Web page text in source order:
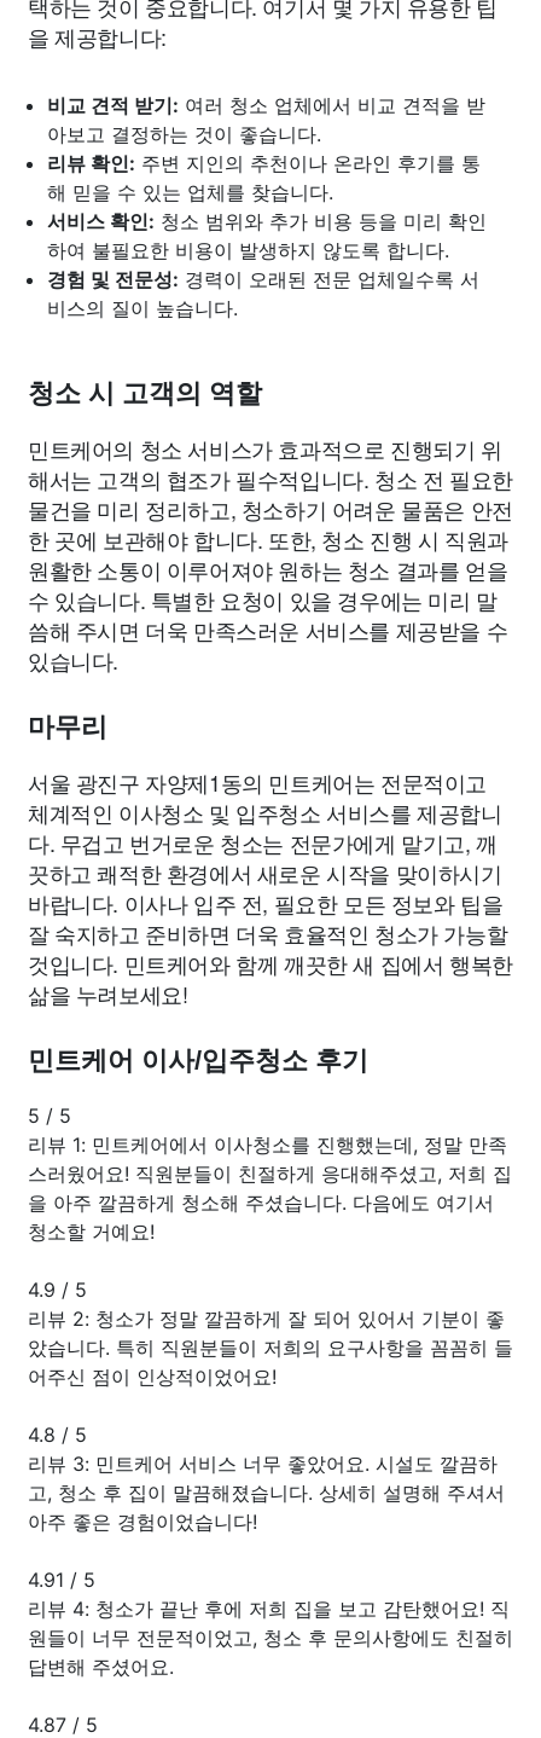
을 제공합니다:
비교 견적 받기: 여러 청소 업체에서 비교 견적을 받
아보고 결정하는 것이 좋습니다.
리뷰 확인: 주변 지인의 추천이나 온라인 후기를 통
해 믿을 수 있는 업체를 찾습니다.
서비스 확인: 청소 범위와 추가 비용 등을 미리 확인
하여 불필요한 비용이 발생하지 않도록 합니다.
경험 및 전문성: 경력이 오래된 전문 업체일수록 서
비스의 질이 높습니다.
청소 시 고객의 역할
민트케어의 청소 서비스가 효과적으로 진행되기 위
해서는 고객의 협조가 필수적입니다. 청소 전 필요한
물건을 미리 정리하고, 청소하기 어려운 물품은 안전
한 곳에 보관해야 합니다. 또한, 청소 진행 시 직원과
원활한 소통이 이루어져야 원하는 청소 결과를 얻을
수 있습니다. 특별한 요청이 있을 경우에는 미리 말
씀해 주시면 더욱 만족스러운 서비스를 제공받을 수
있습니다.
마무리
서울 광진구 자양제1동의 민트케어는 전문적이고
체계적인 이사청소 및 입주청소 서비스를 제공합니
다. 무겁고 번거로운 청소는 전문가에게 맡기고, 깨
끗하고 쾌적한 환경에서 새로운 시작을 맞이하시기
바랍니다. 이사나 입주 전, 필요한 모든 정보와 팁을
잘 숙지하고 준비하면 더욱 효율적인 청소가 가능할
것입니다. 민트케어와 함께 깨끗한 새 집에서 행복한
삶을 누려보세요!
민트케어 이사/입주청소 후기
5 / 5
리뷰 1: 민트케어에서 이사청소를 진행했는데, 정말 만족
스러웠어요! 직원분들이 친절하게 응대해주셨고, 저희 집
을 아주 깔끔하게 청소해 주셨습니다. 다음에도 여기서
청소할 거예요!
4.9 / 5
리뷰 2: 청소가 정말 깔끔하게 잘 되어 있어서 기분이 좋
았습니다. 특히 직원분들이 저희의 요구사항을 꼼꼼히 들
어주신 점이 인상적이었어요!
4.8 / 5
리뷰 3: 민트케어 서비스 너무 좋았어요. 시설도 깔끔하
고, 청소 후 집이 말끔해졌습니다. 상세히 설명해 주셔서
아주 좋은 경험이었습니다!
4.91 / 5
리뷰 4: 청소가 끝난 후에 저희 집을 보고 감탄했어요! 직
원들이 너무 전문적이었고, 청소 후 문의사항에도 친절히
답변해 주셨어요.
4.87 / 5